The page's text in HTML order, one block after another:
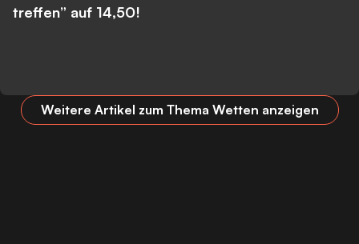
treffen” auf 14,50!
Weitere Artikel zum Thema Wetten anzeigen